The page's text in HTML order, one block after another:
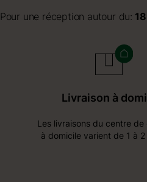
Pour une réception autour du:
Livraison à
Les livraisons du centre
à domicile varient de 1 à 2